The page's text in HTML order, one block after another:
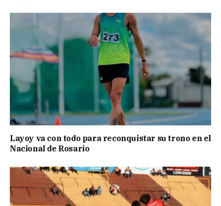
Layoy va con todo para reconquistar su trono en el
Nacional de Rosario